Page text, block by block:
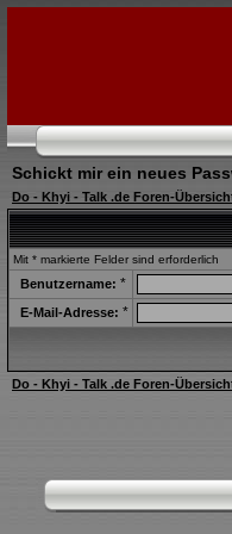
Schickt mir ein neues
Do - Khyi - Talk .de Foren-
Mit * markierte Felder sind erforderlich
Benutzername: *
E-Mail-Adresse: *
Do - Khyi - Talk .de Foren-